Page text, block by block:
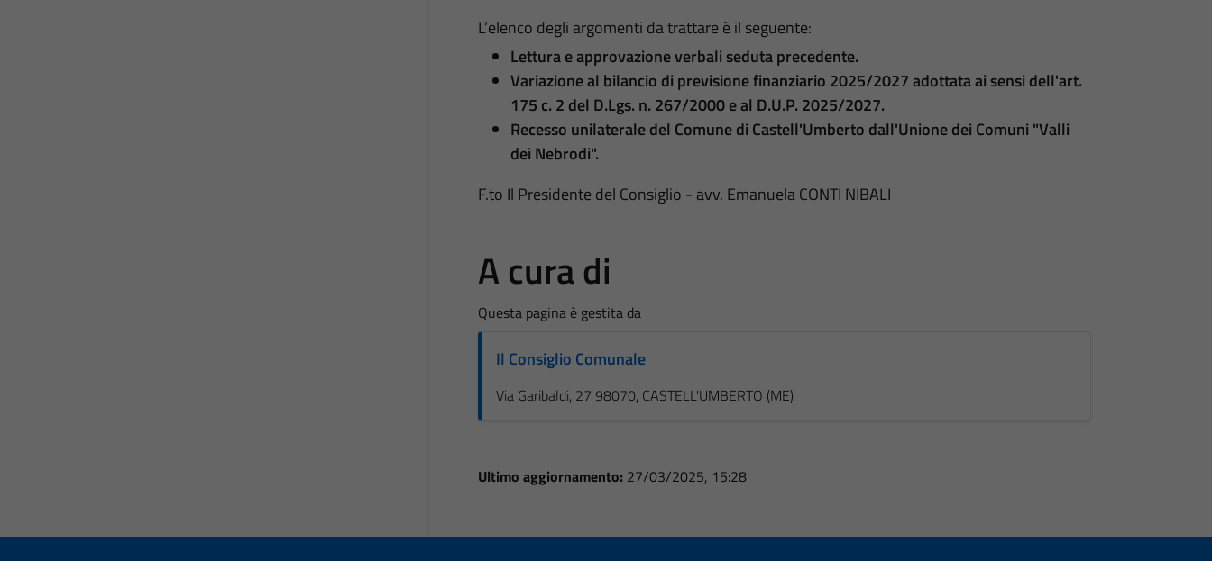
L’elenco degli argomenti da trattare è il seguente:
Lettura e approvazione verbali seduta precedente.
Variazione al bilancio di previsione finanziario 2025/2027 adottata ai sensi dell'art.
175 c. 2 del D.Lgs. n. 267/2000 e al D.U.P. 2025/2027.
Recesso unilaterale del Comune di Castell'Umberto dall'Unione dei Comuni "Valli
dei Nebrodi".
F.to Il Presidente del Consiglio - avv. Emanuela CONTI NIBALI
A cura di
Questa pagina è gestita da
Il Consiglio Comunale
Via Garibaldi, 27 98070, CASTELL'UMBERTO (ME)
Ultimo aggiornamento: 27/03/2025, 15:28